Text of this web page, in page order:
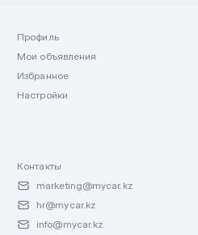
Профиль
Мои объявления
Избранное
Настройки
Контакты
marketing@mycar.kz
hr@mycar.kz
info@mycar.kz